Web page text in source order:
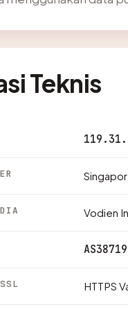
Teknis
Vodien
AS38719
HTTPS